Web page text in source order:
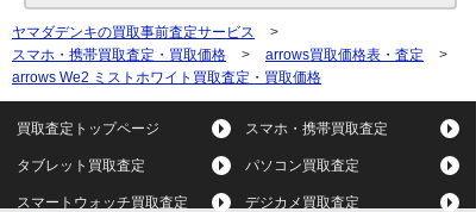
ヤマダデンキの買取事前査定サービス
>
スマホ・携帯買取査定・買取価格
> arrows買取価格表・査定
>
arrows We2 ミストホワイト買取査定・買取価格
買取査定トップページ スマホ・携帯買取査定
タブレット買取査定 パソコン買取査定
スマートウォッチ買取査定 デジカメ買取査定